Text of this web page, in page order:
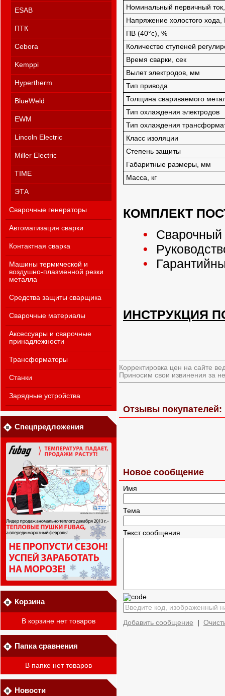
ESAB
ПТК
Cebora
Kemppi
Hypertherm
BlueWeld
EWM
Lincoln Electric
Miller Electric
TIME
ЭТА
Сварочные генераторы
Автоматизация сварки
Контактная сварка
Машины термической и
воздушно-плазменной резки
металла
Средства защиты сварщика
Сварочные материалы
Аксессуары и сварочные
принадлежности
Трансформаторы
Станки
Зарядные устройства
Спецпредложения
Корзина
В корзине нет товаров
Папка сравнения
В папке нет товаров
Новости
Номинальный первичный
Напряжение холостого хода,
ПВ (40°с), %
Количество ступеней
Время сварки, сек
Вылет электродов, мм
Тип привода
Толщина свариваемого
Тип охлаждения электродов
Тип охлаждения
Класс изоляции
Степень защиты
Габаритные размеры, мм
Масса, кг
КОМПЛЕКТ
Сварочный
ИНСТРУКЦИЯ
Корректировка цен на сайте
Приносим свои извинения за
Отзывы покупателей:
Новое сообщение
Имя
Тема
Текст сообщения
Добавить сообщение